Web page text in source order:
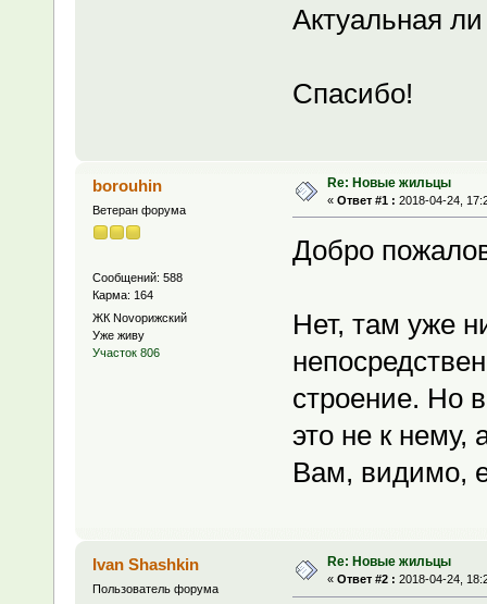
Актуальная
Спасибо!
borouhin
Ветеран форума
Сообщений: 588
Карма: 164
ЖК Novoрижский
Уже живу
Участок 806
Re: Новые жильцы
« Ответ #1 : 2018-04-24,
Добро
Нет, там уже
строение. Но
это не к
Вам, видимо,
Ivan Shashkin
Пользователь форума
Re: Новые жильцы
« Ответ #2 : 2018-04-24,